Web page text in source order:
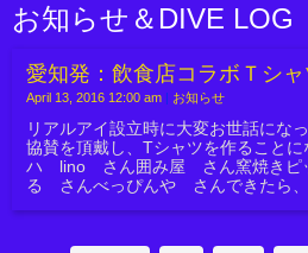
お知らせ＆DIVE LOG
愛知発：飲食店コラボＴシャ
April 13, 2016 12:00 am | お知らせ
リアルアイ設立時に大変お世話にな
協賛を頂戴し、Tシャツを作ること
ハ lino さん囲み屋 さん窯焼きピ
る さんべっぴんや さんできたら、